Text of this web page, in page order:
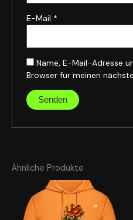
E-Mail *
Name, E-Mail-Adresse
Browser für meinen
Ähnliche Produkte